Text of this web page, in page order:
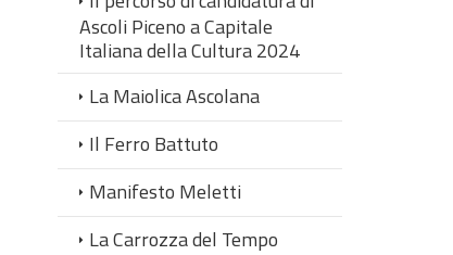
Ascoli Piceno a Capitale
Italiana della Cultura 2024
La Maiolica Ascolana
Il Ferro Battuto
Manifesto Meletti
La Carrozza del Tempo